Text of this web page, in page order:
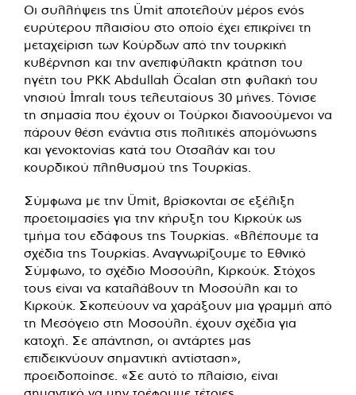
Οι συλλήψεις της Ümit αποτελούν μέρος ενός
ευρύτερου πλαισίου στο οποίο έχει επικρίνει τη
μεταχείριση των Κούρδων από την τουρκική
κυβέρνηση και την ανεπιφύλακτη κράτηση του
ηγέτη του PKK Abdullah Öcalan στη φυλακή του
νησιού İmralı τους τελευταίους 30 μήνες. Τόνισε
τη σημασία που έχουν οι Τούρκοι διανοούμενοι να
πάρουν θέση ενάντια στις πολιτικές απομόνωσης
και γενοκτονίας κατά του Οτσαλάν και του
κουρδικού πληθυσμού της Τουρκίας.
Σύμφωνα με την Ümit, βρίσκονται σε εξέλιξη
προετοιμασίες για την κήρυξη του Κιρκούκ ως
τμήμα του εδάφους της Τουρκίας. «Βλέπουμε τα
σχέδια της Τουρκίας. Αναγνωρίζουμε το Εθνικό
Σύμφωνο, το σχέδιο Μοσούλη, Κιρκούκ. Στόχος
τους είναι να καταλάβουν τη Μοσούλη και το
Κιρκούκ. Σκοπεύουν να χαράξουν μια γραμμή από
τη Μεσόγειο στη Μοσούλη. έχουν σχέδια για
κατοχή. Σε απάντηση, οι αντάρτες μας
επιδεικνύουν σημαντική αντίσταση»,
προειδοποίησε. «Σε αυτό το πλαίσιο, είναι